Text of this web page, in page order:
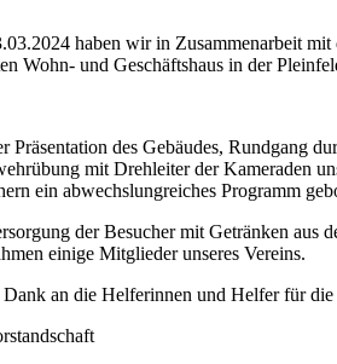
haben wir in Zusammenarbeit
Wohn- und Geschäftshaus in der
Präsentation des Gebäudes, Rundgang
mit Drehleiter der Kameraden
ein abwechslungreiches Programm
der Besucher mit Getränken aus
einige Mitglieder unseres Vereins.
an die Helferinnen und Helfer für die